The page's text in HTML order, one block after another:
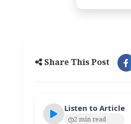
Share This Post
Listen to Article
2 min read